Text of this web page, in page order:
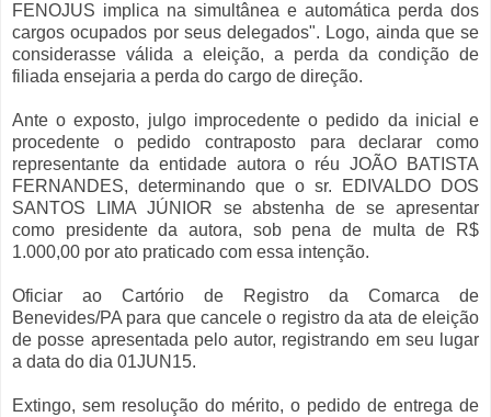
FENOJUS implica na simultânea e automática perda dos
cargos ocupados por seus delegados". Logo, ainda que se
considerasse válida a eleição, a perda da condição de
filiada ensejaria a perda do cargo de direção.
Ante o exposto, julgo improcedente o pedido da inicial e
procedente o pedido contraposto para declarar como
representante da entidade autora o réu JOÃO BATISTA
FERNANDES, determinando que o sr. EDIVALDO DOS
SANTOS LIMA JÚNIOR se abstenha de se apresentar
como presidente da autora, sob pena de multa de R$
1.000,00 por ato praticado com essa intenção.
Oficiar ao Cartório de Registro da Comarca de
Benevides/PA para que cancele o registro da ata de eleição
de posse apresentada pelo autor, registrando em seu lugar
a data do dia 01JUN15.
Extingo, sem resolução do mérito, o pedido de entrega de